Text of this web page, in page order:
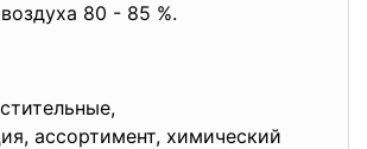
80 - 85 %.
ассортимент, химический